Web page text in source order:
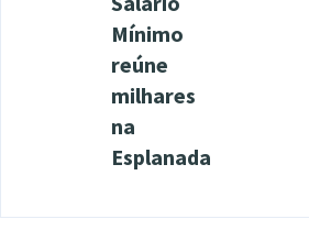
Mínimo
reúne
milhares
na
Esplanada